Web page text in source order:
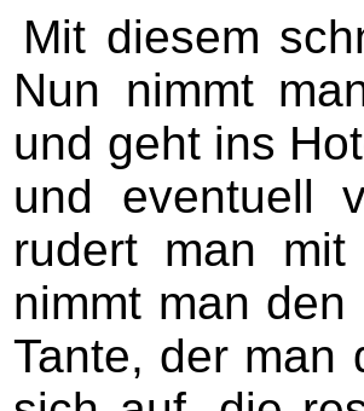
Mit diesem
Nun nimmt
und geht ins
und eventuell
rudert man
nimmt man
Tante, der man